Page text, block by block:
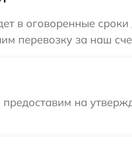
в оговоренные
перевозку за наш
на